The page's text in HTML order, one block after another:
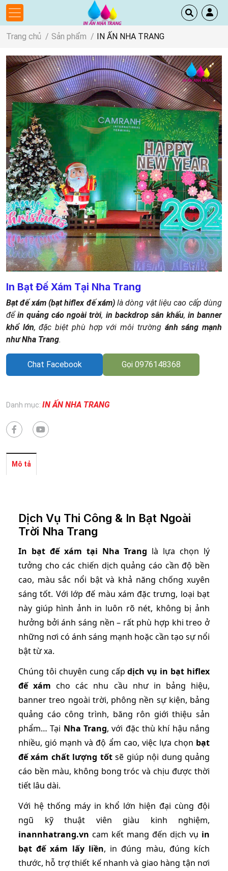
Trang chủ Sản phẩm IN ẤN NHA TRANG
In Bạt Đế Xám Tại Nha Trang
Bạt đế xám (bạt hiflex đế xám)là dòng vật liệu cao cấp dùng
đểin quảng cáo ngoài trời, in backdrop sân khấu, in banner
khổ lớn, đặc biệt phù hợp với môi trường ánh sáng mạnh
như Nha Trang.
Chat Facebook Gọi 0976148368
Danh mục: IN ẤN NHA TRANG
Mô tả
Dịch Vụ Thi Công & In Bạt Ngoài
Trời Nha Trang
In bạt đế xám tại Nha Trang là lựa chọn lý
tưởng cho các chiến dịch quảng cáo cần độ bền
cao, màu sắc nổi bật và khả năng chống xuyên
sáng tốt. Với lớp đế màu xám đặc trưng, loại bạt
này giúp hình ảnh in luôn rõ nét, không bị ảnh
hưởng bởi ánh sáng nền – rất phù hợp khi treo ở
những nơi có ánh sáng mạnh hoặc cần tạo sự nổi
bật từ xa.
Chúng tôi chuyên cung cấpdịch vụ in bạt hiflex
đế xám cho các nhu cầu như in bảng hiệu,
banner treo ngoài trời, phông nền sự kiện, bảng
quảng cáo công trình, băng rôn giới thiệu sản
phẩm… Tại Nha Trang, với đặc thù khí hậu nắng
nhiều, gió mạnh và độ ẩm cao, việc lựa chọn bạt
đế xám chất lượng tốtsẽ giúp nội dung quảng
cáo bền màu, không bong tróc và chịu được thời
tiết lâu dài.
Với hệ thống máy in khổ lớn hiện đại cùng đội
ngũ kỹ thuật viên giàu kinh nghiệm,
inannhatrang.vn cam kết mang đến dịch vụ in
bạt đế xám lấy liền, in đúng màu, đúng kích
thước, hỗ trợ thiết kế nhanh và giao hàng tận nơi